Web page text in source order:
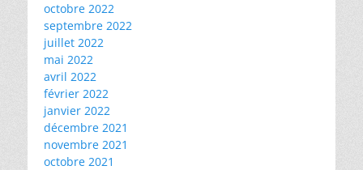
octobre 2022
septembre 2022
juillet 2022
mai 2022
avril 2022
février 2022
janvier 2022
décembre 2021
novembre 2021
octobre 2021